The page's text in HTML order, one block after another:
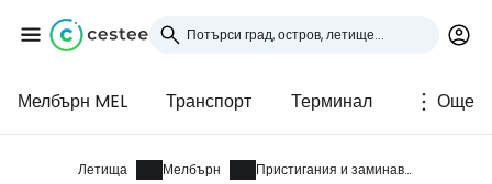
Мелбърн MEL Транспорт Терминал Още
Летища Мелбърн Пристигания и заминавания
Влезте в Cestee
... световната общност на туристите